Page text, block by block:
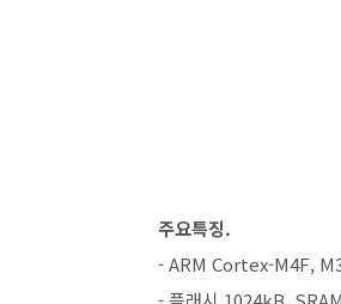
주요특징.
- ARM Cortex-M4F,